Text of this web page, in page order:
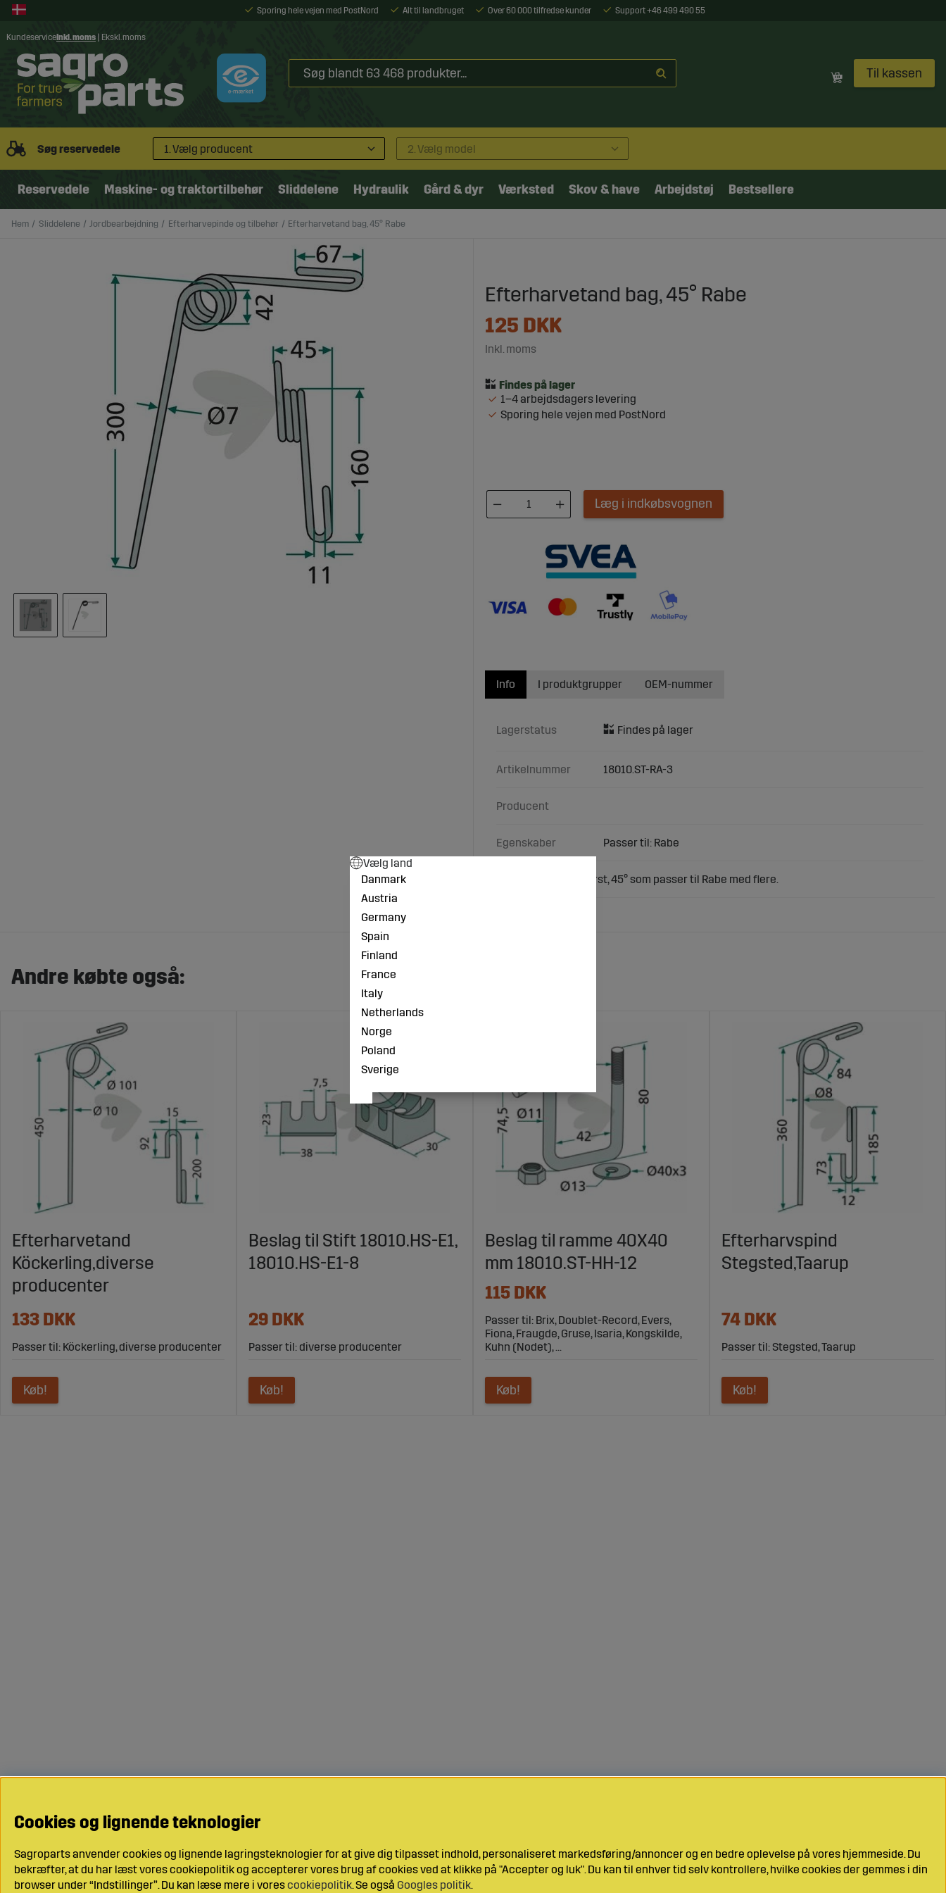
Sporing hele vejen med PostNord Alt til landbruget Over 60 000 tilfredse kunder Support +46 499 490 55
Kundeservice Inkl. moms Ekskl. moms
Til kassen
Søg reservedele 1. Vælg producent 2. Vælg model
Reservedele Maskine- og traktortilbehør Sliddelene Hydraulik Gård & dyr Værksted Skov & have Arbejdstøj Bestsellere
Hem Sliddelene Jordbearbejdning Efterharvepinde og tilbehør Efterharvetand bag, 45° Rabe
Efterharvetand bag, 45° Rabe
125 DKK
Inkl. moms
1–4 arbejdsdagers levering
Sporing hele vejen med PostNord
Læg i indkøbsvognen
Info
Lagerstatus
Artikelnummer 18010.ST-RA-3
Producent
Egenskaber Passer til: Rabe
Efterharvpind bagerst, 45° som passer til Rabe med flere.
I produktgrupper OEM-nummer
Andre købte også:
Efterharvetand
Köckerling,diverse
producenter
133 DKK
Passer til: Köckerling, diverse producenter
Køb!
Beslag til Stift 18010.HS-E1,
18010.HS-E1-8
29 DKK
Passer til: diverse producenter
Køb!
Beslag til ramme 40X40
mm 18010.ST-HH-12
115 DKK
Passer til: Brix, Doublet-Record, Evers,
Fiona, Fraugde, Gruse, Isaria, Kongskilde,
Kuhn (Nodet), ...
Køb!
Efterharvspind
Stegsted,Taarup
74 DKK
Passer til: Stegsted, Taarup
Køb!
Cookies og lignende teknologier
Sagroparts anvender cookies og lignende lagringsteknologier for at give dig tilpasset indhold, personaliseret markedsføring/annoncer og en bedre oplevelse på vores hjemmeside. Du
bekræfter, at du har læst vores cookiepolitik og accepterer vores brug af cookies ved at klikke på "Accepter og luk". Du kan til enhver tid selv kontrollere, hvilke cookies der gemmes i din
browser under “Indstillinger”. Du kan læse mere i vorescookiepolitik. Se også Googles politik.
Vælg land
Danmark
Austria
Germany
Spain
Finland
France
Italy
Netherlands
Norge
Poland
Sverige